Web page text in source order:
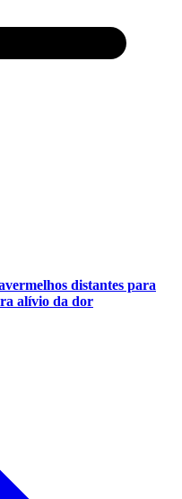
distantes para
alívio da dor